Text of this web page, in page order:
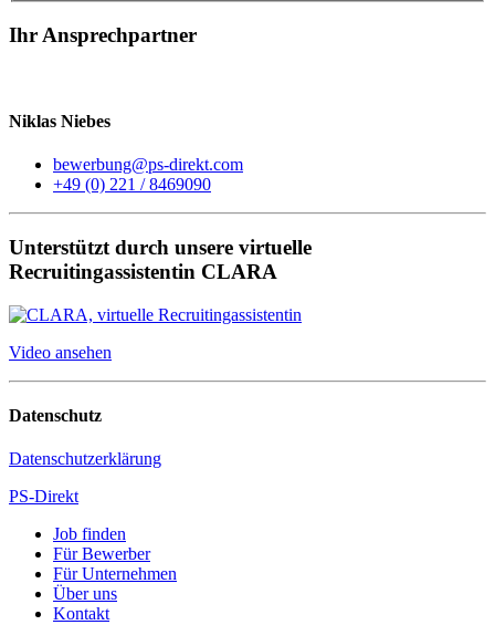
Ihr Ansprechpartner
Niklas Niebes
bewerbung@ps-direkt.com
+49 (0) 221 / 8469090
Unterstützt durch unsere virtuelle
Recruitingassistentin CLARA
Video ansehen
Datenschutz
Datenschutzerklärung
PS-Direkt
Job finden
Für Bewerber
Für Unternehmen
Über uns
Kontakt